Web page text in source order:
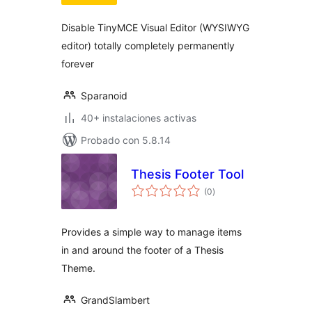
Disable TinyMCE Visual Editor (WYSIWYG
editor) totally completely permanently
forever
Sparanoid
40+ instalaciones activas
Probado con 5.8.14
Thesis Footer Tool
(0total
de
)
Provides a simple way to manage items
in and around the footer of a Thesis
Theme.
GrandSlambert